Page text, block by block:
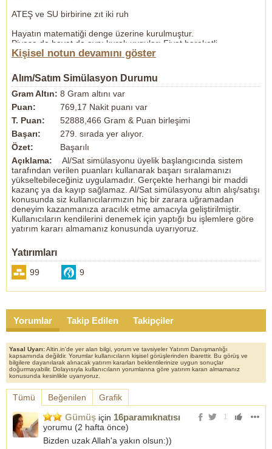
ATEŞ ve SU birbirine zıt iki ruh
Hayatın matematiği denge üzerine kurulmuştur.
Piyasa da hayat da aynı kuralı uygular: Fiyat hareketli
ortalamalardan ne kadar koparsa,
Hayatta da böyledir;
nerede aşırıya gidersen, abartırsan
merkezine geri çağrılma ihtiyacı doğar..
Hayat bedelle...
Sen aynı kalırsın onlar renk değiştirir...
Kötü insanla baş edersin de
iyiyi iyi oynayanla baş edemezsin.. Aslanı kuzuya çevirler ruhu
duymaz...
Şüphesiz Allah kalplerin gizlediğini bilmektedir...
***Kalbi güzel olan insanın yoluna taş da serseler.
diken de dikseler, o yolu yine aşar ve çiçekli yollara
kavuşur. Rahman ve Rahim olan Allah, bahçesine güzellik
her daim korur emniyetli kılar ve herkese kalbiyle
muamele eder...
***Dünyada olabilecek her bir olay için misal aleminde sayısız
ihtimal uyur. Siz ağzınızdan çıkardığınız sözlerle o ihtimalleri
"Uslup karakterin aynasıdır...
Burada yapılan yorumlarım
görüşlerim sadece tahmin, öngörü şeklindedir kesinlikle yatırım
tavsiyesi değildir herkes kendi riskini alır.
Kişisel notun devamını göster
Alım/Satım Simülasyon Durumu
Gram Altın: 8 Gram altını var
Puan:
769,17 Nakit puanı var
T. Puan:
52888,466 Gram & Puan birleşimi
Başarı:
279. sırada yer alıyor.
Özet:
Başarılı
Açıklama:
Al/Sat simülasyonu üyelik başlangıcında sistem
tarafından verilen puanları kullanarak başarı sıralamanızı
yükseltebileceğiniz uygulamadır. Gerçekte herhangi bir maddi
kazanç ya da kayıp sağlamaz. Al/Sat simülasyonu altın alış/satışı
konusunda siz kullanıcılarımızın hiç bir zarara uğramadan
deneyim kazanmanıza aracılık etme amacıyla geliştirilmiştir.
Kullanıcıların kendilerini denemek için yaptığı bu işlemlere göre
yatırım kararı almamanız konusunda uyarıyoruz.
Yatırımları
99 9
Yorumlar Takip Edilen Takipçiler
Yasal Uyarı:Altin.in'de yer alan bilgi, yorum ve tavsiyeler Yatırım Danışmanlığı
kapsamında değildir. Yorumlar kullanıcıların kişisel görüşlerinden ibarettir. Bu görüş ve
bilgilere dayanılarak alınacak yatırım kararları beklentilerinize uygun sonuçlar
doğurmayabilir. Dolayısıyla kullanıcıların yorumlarına göre yatırım kararı almamanız
konusunda kesinlikle uyarıyoruz.
Tümü Beğenilen Grafik
1
Gümüş için 16paramıknatısı
yorumu (2 hafta önce)
Bizden uzak Allah'a yakın olsun:))